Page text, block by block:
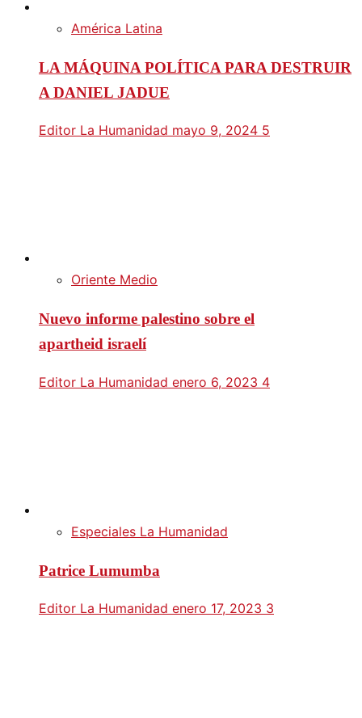
América Latina
LA MÁQUINA POLÍTICA PARA DESTRUIR
A DANIEL JADUE
Editor La Humanidad mayo 9, 2024 5
Oriente Medio
Nuevo informe palestino sobre el
apartheid israelí
Editor La Humanidad enero 6, 2023 4
Especiales La Humanidad
Patrice Lumumba
Editor La Humanidad enero 17, 2023 3